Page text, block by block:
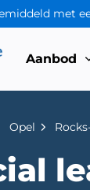
met
Aanbod
Opel